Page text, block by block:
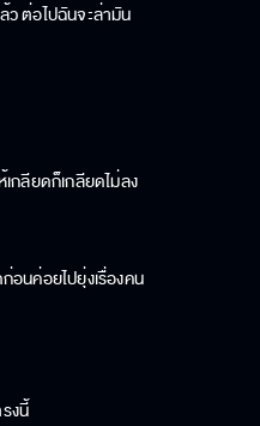
ว ต่อไปฉันจะล่ามัน
เกลียดก็เกลียดไม่ลง
ก่อนค่อยไปยุ่งเรื่องคน
งนี้